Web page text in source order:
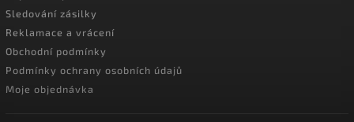
Sledování zásilky
Reklamace a vrácení
Obchodní podmínky
Podmínky ochrany osobních údajů
Moje objednávka